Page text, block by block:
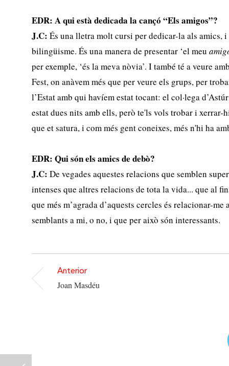
EDR: A qui està dedicada la cançó “Els amigos”?
J.C: És una lletra molt cursi per dedicar-la als amics,
bilingüisme. És una manera de presentar ‘el meu
per exemple, ‘és la meva nòvia’. I també té a veure
Fest, on anàvem més que per veure els grups, per
l’Estat amb qui havíem estat tocant: el col·lega
estat dues nits amb ells, però te'ls vols trobar i
que et satura, i com més gent coneixes, més n'hi ha
EDR: Qui són els amics de debò?
J.C:De vegades aquestes relacions que semblen
intenses que altres relacions de tota la vida... que al
que més m’agrada d’aquests cercles és relacionar-me
semblants a mi, o no, i que per això són interessants.
Anterior
Joan Masdéu